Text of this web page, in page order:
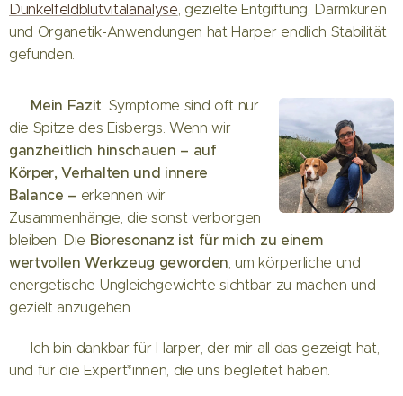
Dunkelfeldblutvitalanalyse, gezielte Entgiftung, Darmkuren
und Organetik-Anwendungen hat Harper endlich Stabilität
gefunden.
Mein Fazit: Symptome sind oft nur
die Spitze des Eisbergs. Wenn wir
ganzheitlich hinschauen – auf
Körper, Verhalten und innere
Balance – erkennen wir
Zusammenhänge, die sonst verborgen
bleiben. Die Bioresonanz ist für mich zu einem
wertvollen Werkzeug geworden, um körperliche und
energetische Ungleichgewichte sichtbar zu machen und
gezielt anzugehen.
🙏 Ich bin dankbar für Harper, der mir all das gezeigt hat,
und für die Expert*innen, die uns begleitet haben.